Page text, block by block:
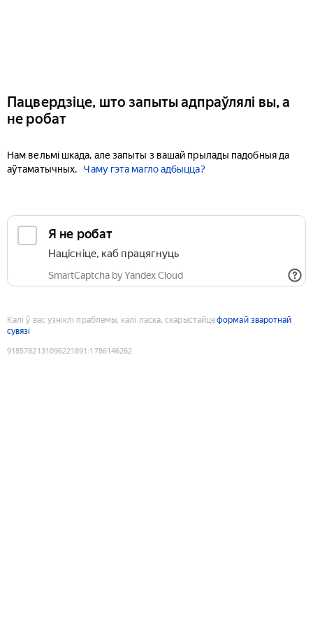
Пацвердзіце, што запыты адпраўлялі вы, а
не робат
Нам вельмі шкада, але запыты з вашай прылады падобныя да
аўтаматычных.
Чаму гэта магло адбыцца?
Я не робат
Націсніце, каб працягнуць
SmartCaptcha by Yandex Cloud
Калі ў вас узніклі праблемы, калі ласка, скарыстайцеформай зваротнай
сувязі
9185782131096221891 :1786146262